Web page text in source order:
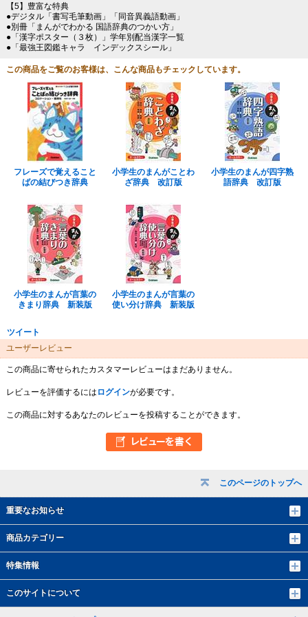
このページのトップへ
重要なお知らせ
商品カテゴリー
特集情報
このサイトについて
【5】豊富な特典
●デジタル「書写毛筆動画」「同音異義語動画」
●別冊「まんがでわかる 国語辞典のつかい方」
●「漢字ポスター（３枚）」学年別配当漢字一覧
●「最強王図鑑キャラ インデックスシール」
この商品をご覧のお客様は、こんな商品もチェックしています。
フレーズで覚えること
ばの結びつき辞典
小学生のまんがことわ
ざ辞典 改訂版
小学生のまんが四字熟
語辞典 改訂版
小学生のまんが言葉の
きまり辞典 新装版
小学生のまんが言葉の
使い分け辞典 新装版
ツイート
ユーザーレビュー
この商品に寄せられたカスタマーレビューはまだありません。
レビューを評価するには ログインが必要です。
この商品に対するあなたのレビューを投稿することができます。